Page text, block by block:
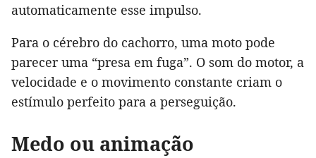
automaticamente esse impulso.
Para o cérebro do cachorro, uma moto pode
parecer uma “presa em fuga”. O som do motor, a
velocidade e o movimento constante criam o
estímulo perfeito para a perseguição.
Medo ou animação